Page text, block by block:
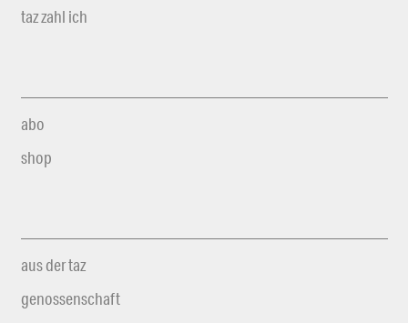
taz zahl ich
abo
shop
aus der taz
genossenschaft